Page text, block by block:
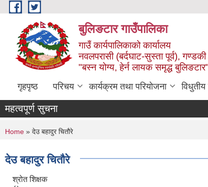
Skip to main content
बुलिङटार गाउँपालिका
गाउँ कार्यपालिकाको कार्यालय
नवलपरासी (बर्दघाट-सुस्ता पूर्व),
"बस्न योग्य, हेर्न लायक समृद्ध बुलिङटार"
गृहपृष्ठ परिचय कार्यक्रम तथा परियोजना
महत्वपूर्ण सुचना
You are here
Home » देउ बहादुर चितौरे
देउ बहादुर चितौरे
श्रोत शिक्षक